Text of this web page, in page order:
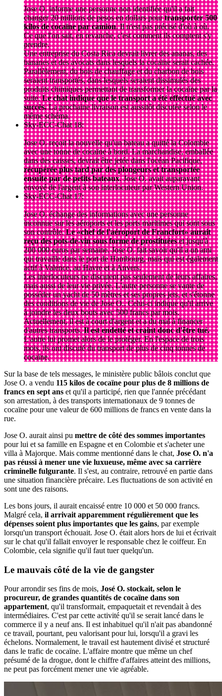
Jose O. informe une personne non identifiée qu'il a fait
changer 20 millions de pesos en dollars pourtransporter 500
kilos de cocaïne par camion. Il n'est pas précisé d'où à où.
Ce que l'on sait, en revanche, c'est comment ils comptent s'y
prendre.
Une entreprise du Costa Rica devrait livrer des ananas, des
bananes et des avocats dans lesquels la cocaïne serait cachée.
Parallèlement, du bois de chauffage et du charbon de bois
seraient transportés, dans lesquels seraient dissimulés des
produits chimiques permettant de transformer la cocaïne par la
suite.Le chat indique que le transport a été effectué avec
succès.La prochaine livraison est aussitôt discutée selon le
même schéma.
Sky-ECC-Chat 18:
Jose O. reçoit la nouvelle qu'un bateau a quitté la Colombie
avec une tonne de cocaïne à bord. La marchandise, emballée
dans des caisses, devrait être jetée dans l'océan Pacifique,
récupérée plus tard par des plongeurs et transportée
ensuite par de petits bateaux. Jose O. avait auparavant
envoyé de l'argent à son interlocuteur par Western Union.
Sky-ECC-Chat 17:
Jose O. échange des informations avec une personne
inconnue sur les aéroports et les ports maritimes qui sont sous
son contrôle.Le «chef de l'aéroport de Francfort» aurait
reçu des pots-de-vin sous forme de prostituéeset jusqu'à
200 000 euros par semaine. Jose O. fait savoir qu'il a un ami
qui travaille dans le port de Hambourg, mais qui est également
actif à Valence, au Havre et à Anvers.
Les interlocuteurs ne discutent pas seulement de leurs affaires,
mais aussi de leur vie privée. L'autre personne se vante de
posséder un yacht de 50 mètres et ses propres jets, et s'étonne
des conditions de vie de Jose O.. Celui-ci indique qu'il arrive
à joindre les deux bouts avec 500 francs par mois.
Actuellement, il est à court d'argent et a du mal à financer
d'autres transports.Il est endetté et craint donc d'être tué.
L'autre lui promet alors de le protéger. En l'espace de trois
mois, ils ont discuté du transport de plus de cinq tonnes de
cocaïne.
Sur la base de tels messages, le ministère public bâlois conclut que
Jose O. a vendu 115 kilos de cocaïne pour plus de 8 millions de
francs en sept ans et qu'il a participé, rien que l'année précédant
son arrestation, à des transports internationaux de 9 tonnes de
cocaïne pour une valeur de 600 millions de francs en vente dans la
rue.
Jose O. aurait ainsi pu mettre de côté des sommes importantes
pour lui et sa famille en Espagne et en Colombie et s'acheter une
villa à Majorque. Mais comme mentionné dans le chat, Jose O. n'a
pas réussi à mener une vie luxueuse, même avec sa carrière
criminelle fulgurante. Il s'est, au contraire, retrouvé en partie dans
une situation financière précaire. Les fluctuations de son activité en
sont une des raisons.
Les bons jours, il aurait encaissé entre 10 000 et 50 000 francs.
Malgré cela, il arrivait apparemment régulièrement que les
dépenses soient plus importantes que les gains, par exemple
lorsqu'un transport échouait. Jose O. était alors hors de lui et écrivait
sur le chat qu'il fallait envoyer le responsable chez le coiffeur. En
Colombie, cela signifie qu'il faut tuer quelqu'un.
Le mauvais côté de la vie de gangster
Pour arrondir ses fins de mois, José O. stockait, selon le
procureur, de grandes quantités de cocaïne dans son
appartement, qu'il transformait, empaquetait et revendait à des
intermédiaires. C'est par cette activité qu'il se serait lancé dans le
commerce il y a neuf ans. Il est inhabituel qu'il n'ait pas abandonné
ce travail, pourtant, peu valorisant pour lui, lorsqu'il a gravi les
échelons. Normalement, le travail est hautement divisé et structuré
dans le trafic de cocaïne. L'affaire montre que même un chef
présumé de la drogue, dont le chiffre d'affaires atteint des millions,
ne peut pas forcément mener une vie agréable.